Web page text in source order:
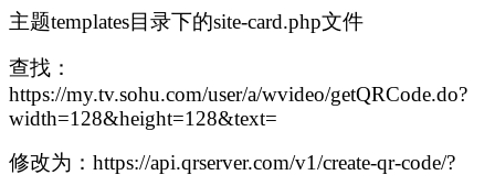
主题templates目录下的site-card.php文件
查找：
https://my.tv.sohu.com/user/a/wvideo/getQRCode.do?
width=128&height=128&text=
修改为：https://api.qrserver.com/v1/create-qr-code/?